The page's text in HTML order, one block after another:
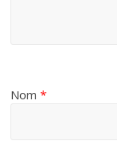
Nom*